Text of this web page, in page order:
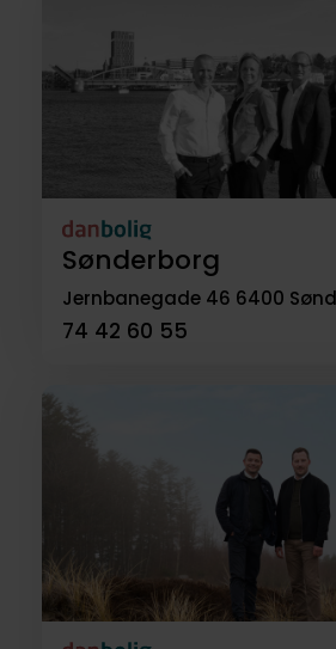
Sønderborg
Jernbanegade 46 6400
74 42 60 55